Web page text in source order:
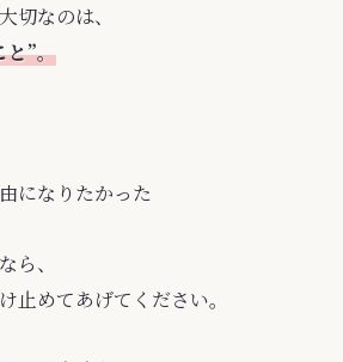
切なのは、
と”。
になりたかった
ら、
止めてあげてください。